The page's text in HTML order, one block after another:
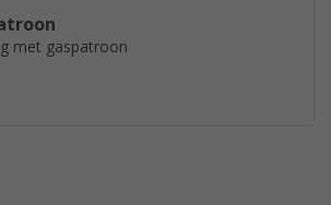
met gaspatroon